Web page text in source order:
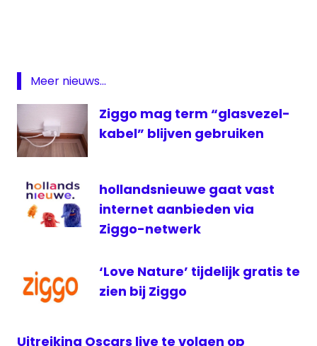
Ziggo
VOD
website
Ziggo
storing
Meer nieuws...
Ziggo mag term “glasvezel-
kabel” blijven gebruiken
hollandsnieuwe gaat vast
internet aanbieden via
Ziggo-netwerk
‘Love Nature’ tijdelijk gratis te
zien bij Ziggo
Uitreiking Oscars live te volgen op